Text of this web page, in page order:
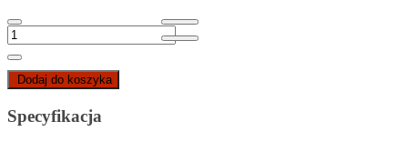
Dodaj do koszyka
Specyfikacja